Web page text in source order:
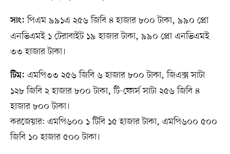
সাং: পিএম ৯৯১এ ২৫৬ জিবি ৪ হাজার ৮০০ টাকা, ৯৯০ প্রো
এনভিএমই ১ টেরাবাইট ১৯ হাজার টাকা, ৯৯০ প্রো এনভিএমই
৩৩ হাজার টাকা।
টিম: এমপি৩৩ ২৫৬ জিবি ৬ হাজার ৮০০ টাকা, জিএক্স সাটা
১২৮ জিবি ২ হাজার ৮০০ টাকা, টি-ফোর্স সাটা ২৫৬ জিবি ৪
হাজার ৮০০ টাকা।
করজেয়ার: এমপি৬০০ ১ টিবি ১৫ হাজার টাকা, এমপি৬০০ ৫০০
জিবি ১০ হাজার ৫০০ টাকা।